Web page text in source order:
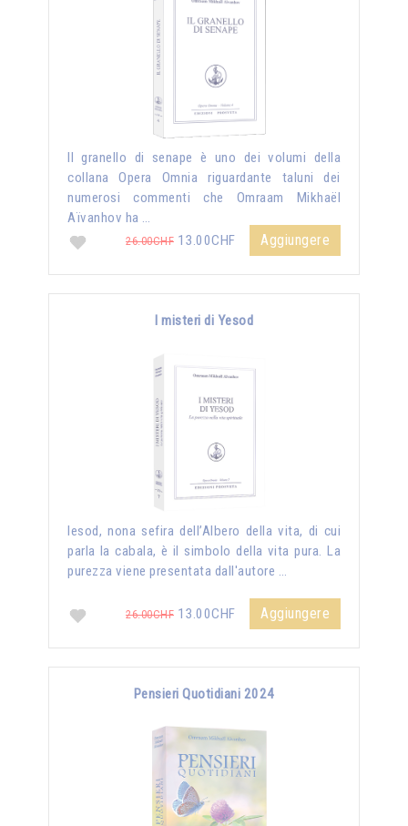
Il granello di senape è uno dei volumi della
collana Opera Omnia riguardante taluni dei
numerosi commenti che Omraam Mikhaël
Aïvanhov ha …
26.00CHF 13.00CHF Aggiungere
I misteri di Yesod
Iesod, nona sefira dell’Albero della vita, di cui
parla la cabala, è il simbolo della vita pura. La
purezza viene presentata dall'autore …
26.00CHF 13.00CHF Aggiungere
Pensieri Quotidiani 2024